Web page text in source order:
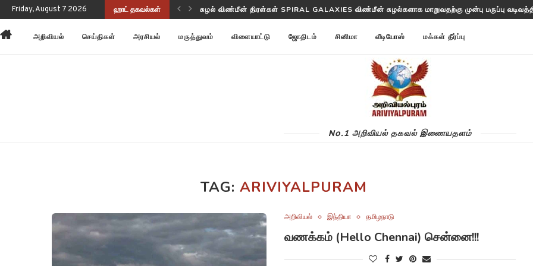
Friday, August 7 2026 ஹாட் தகவல்கள்
செயல்திறனையும் மேம்படுத்துகிறது! சுழல் விண்மீன் திரள்கள் SPIRAL GALAXIES விண்மீன் சுழல்களாக மாறுவதற்கு முன்பு பருப்பு
அறிவியல் செய்திகள் அரசியல் மருத்துவம் விளையாட்டு ஜோதிடம் சினிமா வீடியோஸ் மக்கள் தீர்ப்பு
No.1 அறிவியல் தகவல் இணையதளம்
TAG: ARIVIYALPURAM
அறிவியல் இந்தியா தமிழநாடு
வணக்கம் (Hello Chennai) சென்னை!!!